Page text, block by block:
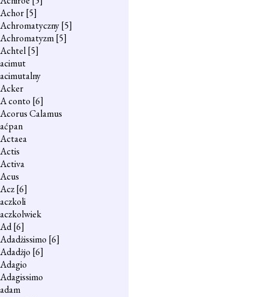
Achor[5]
Achromatyczny[5]
Achromatyzm[5]
Achtel[5]
acimut
acimutalny
Acker
A conto [6]
Acorus Calamus
aćpan
Actaea
Actis
Activa
Acus
Acz[6]
aczkoli
aczkolwiek
Ad[6]
Adadżissimo [6]
Adadżjo [6]
Adagio
Adagissimo
adam